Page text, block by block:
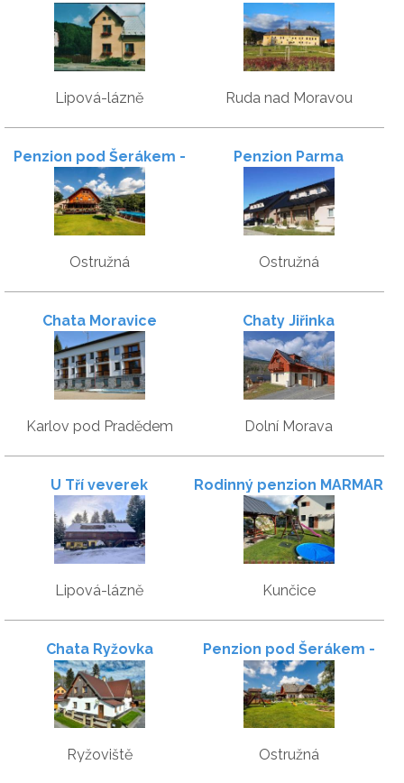
Lipová-lázně
Moravou
Ruda nad Moravou
Penzion pod Šerákem -
Pokoje & snídaně
Ostružná
Penzion Parma
Ostružná
Chata Moravice
Karlov pod Pradědem
Chaty Jiřinka
Dolní Morava
U Tří veverek
Lipová-lázně
Rodinný penzion MARMAR
Kunčice
Chata Ryžovka
Ryžoviště
Penzion pod Šerákem -
Pronájem celé chalupy
Ostružná